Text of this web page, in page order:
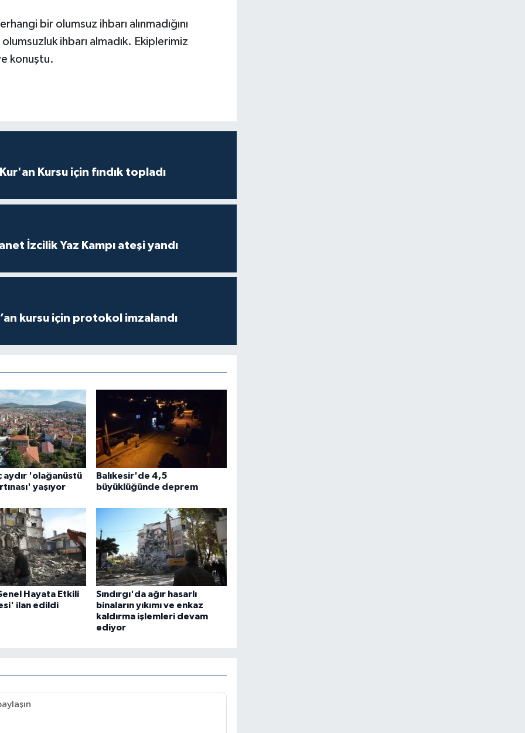
bir olumsuz ihbarı alınmadığını
ihbarı almadık. Ekiplerimiz
konuştu.
Kursu için fındık topladı
İzcilik Yaz Kampı ateşi yandı
kursu için protokol imzalandı
aydır 'olağanüstü
yaşıyor
Balıkesir'de 4,5
büyüklüğünde deprem
Hayata Etkili
ilan edildi
Sındırgı'da ağır hasarlı
binaların yıkımı ve enkaz
kaldırma işlemleri devam
ediyor